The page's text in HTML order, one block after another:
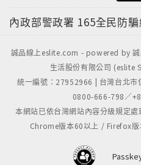
內政部警政署 165全民防
誠品線上eslite.com - powered by
生活股份有限公司
統一編號：27952966 | 台灣台北市
0800-666-798／
本網站已依台灣網站內容分級規定
Chrome版本60以上 / Firefox